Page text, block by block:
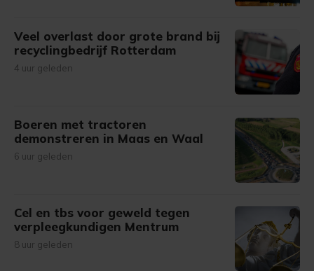
Veel overlast door grote brand bij
recyclingbedrijf Rotterdam
4 uur geleden
Boeren met tractoren
demonstreren in Maas en Waal
6 uur geleden
Cel en tbs voor geweld tegen
verpleegkundigen Mentrum
8 uur geleden